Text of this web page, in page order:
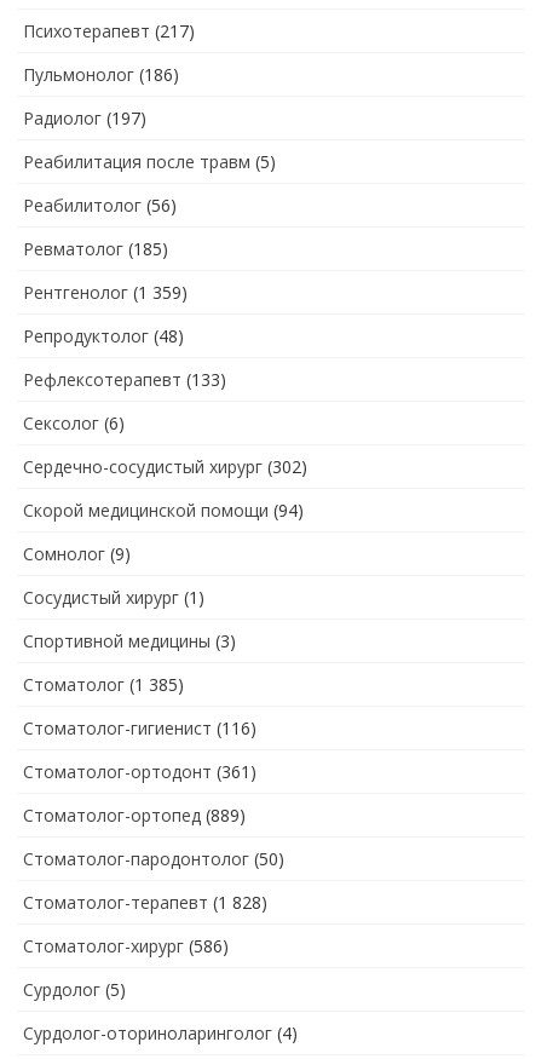
Психотерапевт (217)
Пульмонолог (186)
Радиолог (197)
Реабилитация после травм (5)
Реабилитолог (56)
Ревматолог (185)
Рентгенолог (1 359)
Репродуктолог (48)
Рефлексотерапевт (133)
Сексолог (6)
Сердечно-сосудистый хирург (302)
Скорой медицинской помощи (94)
Сомнолог (9)
Сосудистый хирург (1)
Спортивной медицины (3)
Стоматолог (1 385)
Стоматолог-гигиенист (116)
Стоматолог-ортодонт (361)
Стоматолог-ортопед (889)
Стоматолог-пародонтолог (50)
Стоматолог-терапевт (1 828)
Стоматолог-хирург (586)
Сурдолог (5)
Сурдолог-оториноларинголог (4)